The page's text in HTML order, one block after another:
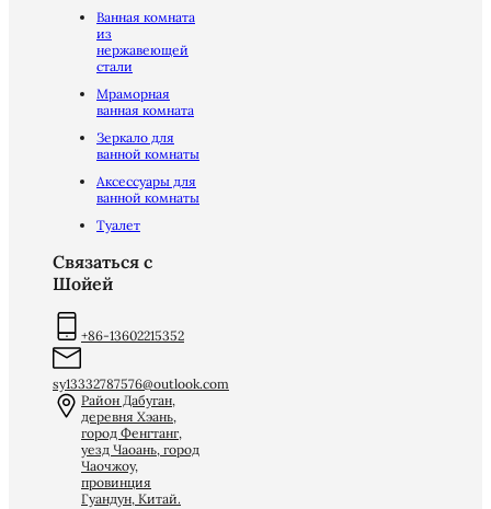
Ванная комната
из
нержавеющей
стали
Мраморная
ванная комната
Зеркало для
ванной комнаты
Аксессуары для
ванной комнаты
Туалет
Связаться с
Шойей
+86-13602215352
sy13332787576@outlook.com
Район Дабуган,
деревня Хэань,
город Фенгтанг,
уезд Чаоань, город
Чаочжоу,
провинция
Гуандун, Китай.